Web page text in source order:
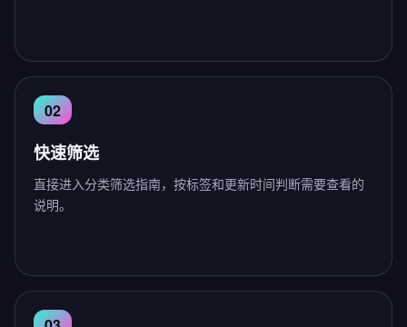
快速筛选
直接进入分类筛选指南，按标签和更新时间判断需要查看的
说明。